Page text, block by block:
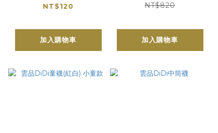
NT$120
加入購物車
NT$820
加入購物車